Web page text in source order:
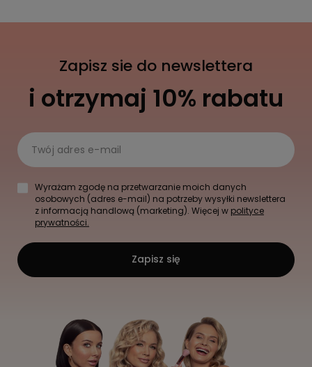
Zapisz sie do newslettera
i otrzymaj 10% rabatu
Twój adres e-mail
Wyrażam zgodę na przetwarzanie moich danych
osobowych (adres e-mail) na potrzeby wysyłki newslettera
z informacją handlową (marketing). Więcej w polityce
prywatności.
Zapisz się